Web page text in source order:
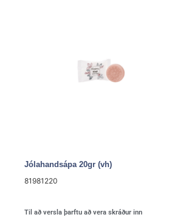
Jólahandsápa 20gr (vh)
81981220
Til að versla þarftu að vera skráður inn